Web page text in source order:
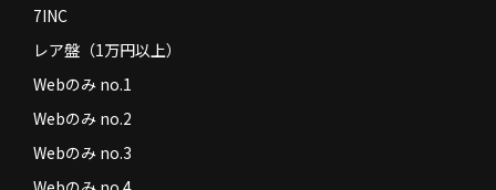
7INC
レア盤（1万円以上）
Webのみ no.1
Webのみ no.2
Webのみ no.3